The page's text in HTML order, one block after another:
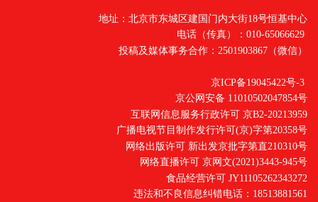
地址：北京市东城区建国门内大街18号恒基中心
电话（传真）：010-65066629
投稿及媒体事务合作：2501903867（微信）
京ICP备19045422号-3
京公网安备 11010502047854号
互联网信息服务行政许可 京B2-20213959
广播电视节目制作发行许可(京)字第20358号
网络出版许可 新出发京批字第直210310号
网络直播许可 京网文(2021)3443-945号
食品经营许可 JY11105262343272
违法和不良信息纠错电话：18513881561